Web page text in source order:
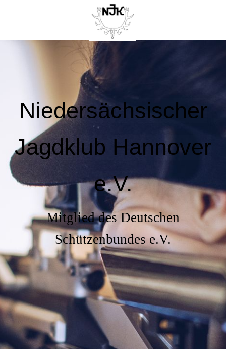
Niedersächsischer
Jagdklub Hannover
e.V.
Mitglied des Deutschen
Schützenbundes e.V.